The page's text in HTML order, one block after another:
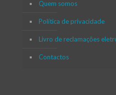
Quem somos
Política de privacidade
Livro de reclamações
Contactos